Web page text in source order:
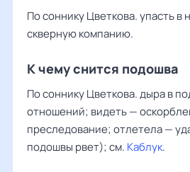
По соннику Цветкова. упасть в
скверную компанию.
К чему снится подошва
По соннику Цветкова. дыра в
отношений; видеть —
преследование; отлетела —
подошвы рвет); см. Каблук.